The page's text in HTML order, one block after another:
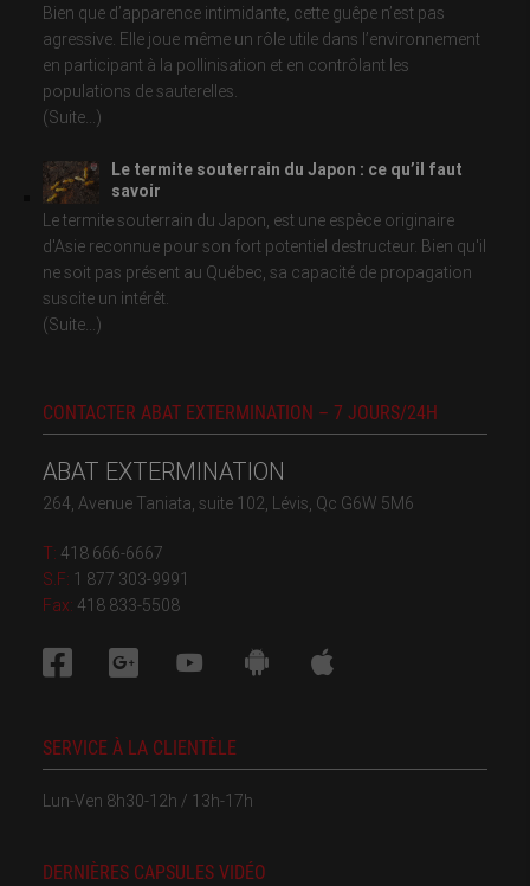
Bien que d’apparence intimidante, cette guêpe n’est pas
agressive. Elle joue même un rôle utile dans l’environnement
en participant à la pollinisation et en contrôlant les
populations de sauterelles.
(Suite...)
Le termite souterrain du Japon : ce qu’il faut
savoir
Le termite souterrain du Japon, est une espèce originaire
d'Asie reconnue pour son fort potentiel destructeur. Bien qu'il
ne soit pas présent au Québec, sa capacité de propagation
suscite un intérêt.
(Suite...)
CONTACTER ABAT EXTERMINATION – 7 JOURS/24H
ABAT EXTERMINATION
264, Avenue Taniata, suite 102, Lévis, Qc G6W 5M6
T: 418 666-6667
S.F: 1 877 303-9991
Fax: 418 833-5508
SERVICE À LA CLIENTÈLE
Lun-Ven 8h30-12h / 13h-17h
DERNIÈRES CAPSULES VIDÉO